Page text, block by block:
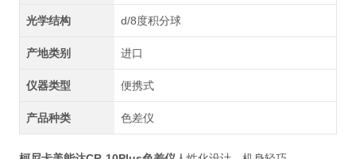
光学结构 d/8度积分球
产地类别 进口
仪器类型 便携式
产品种类 色差仪